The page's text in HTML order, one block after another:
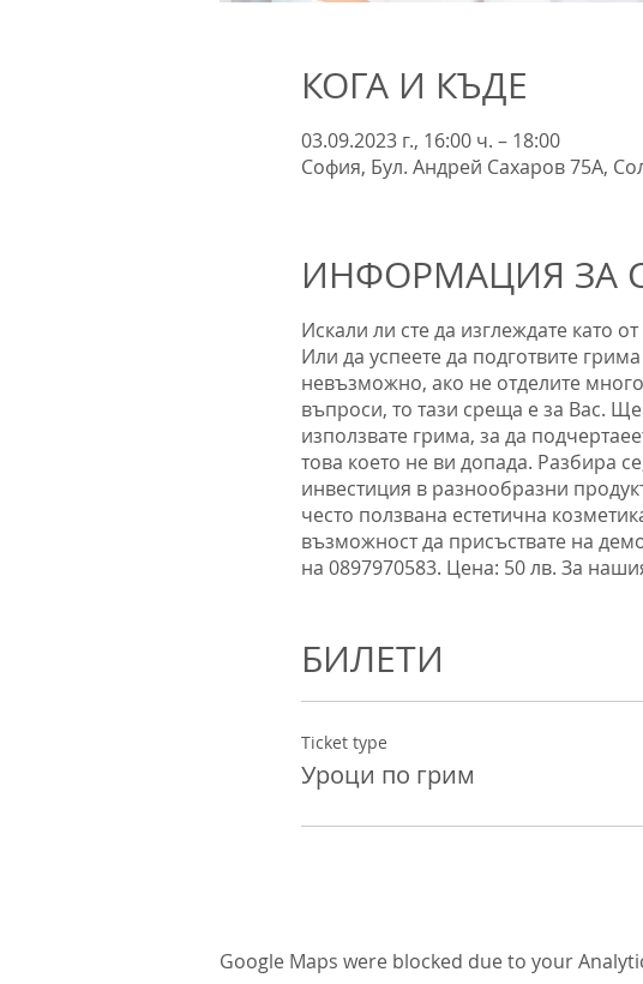
КОГА И КЪДЕ
03.09.2023 г., 16:00 ч. – 18:00
София, Бул. Андрей Сахаров 75А,
ИНФОРМАЦИЯ ЗА
Искали ли сте да изглеждате като
Или да успеете да подготвите
невъзможно, ако не отделите
въпроси, то тази среща е за Вас.
използвате грима, за да
това което не ви допада. Разбира
инвестиция в разнообразни
често ползвана естетична
възможност да присъствате на
на 0897970583. Цена: 50 лв. За
участниците е с проблемна кожа и
тогава Гери е канена да прави
фризьори при посещенията им в
Дичо, Снежана Макавеева, Киро
балове и Сватбени тържества. По
Джули Ангелова.
БИЛЕТИ
Ticket type
Уроци по грим
Google Maps were blocked due to your